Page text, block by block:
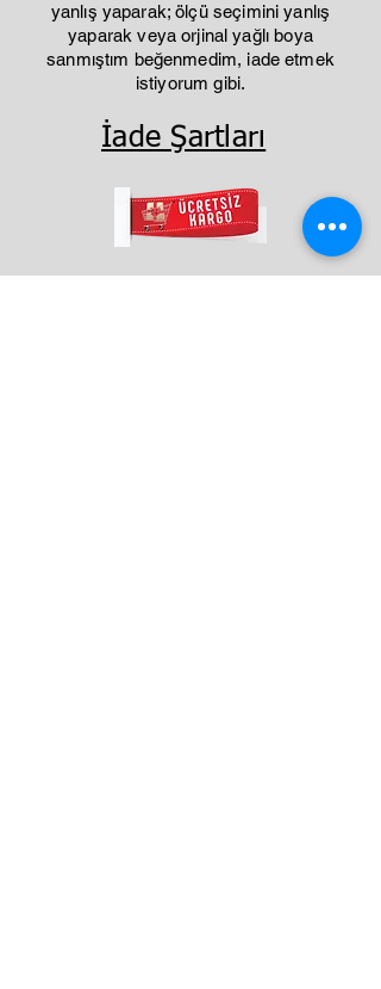
yanlış yaparak; ölçü seçimini yanlış
yaparak veya orjinal yağlı boya
sanmıştım beğenmedim, iade etmek
istiyorum gibi.
İade Şartları